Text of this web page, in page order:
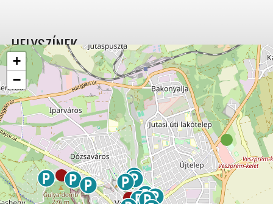
+
−
HELYSZÍNEK